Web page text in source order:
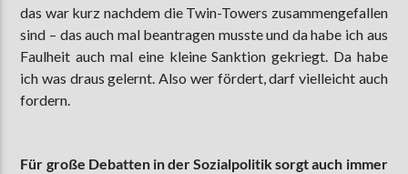
das war kurz nachdem die Twin-Towers zusammengefallen
sind – das auch mal beantragen musste und da habe ich aus
Faulheit auch mal eine kleine Sanktion gekriegt. Da habe
ich was draus gelernt. Also wer fördert, darf vielleicht auch
fordern.
Für große Debatten in der Sozialpolitik sorgt auch immer